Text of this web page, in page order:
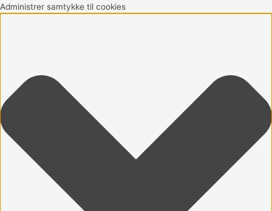
Administrer samtykke til cookies
Funktionsdygtig
Præferencer
Statistikker
Marketing
Gå